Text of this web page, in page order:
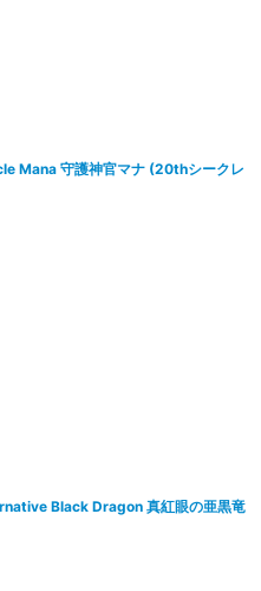
Mana 守護神官マナ (20thシークレ
Black Dragon 真紅眼の亜黒竜